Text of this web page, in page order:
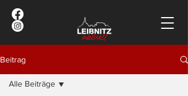
Beitrag
Alle Beiträge